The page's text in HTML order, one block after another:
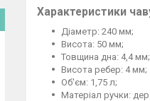
Характеристики
Діаметр: 240 мм;
Висота: 50 мм;
Товщина дна: 4,4 мм;
Висота ребер: 4 мм;
Об'єм: 1,75 л;
Матеріал ручки: